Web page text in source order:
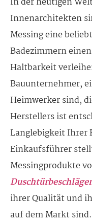
Innenarchitekten
Messing eine
Badezimmern
Haltbarkeit
Bauunternehmer,
Heimwerker sind,
Herstellers ist
Langlebigkeit Ihrer
Einkaufsführer
Messingprodukte
ihrer Qualität und
auf dem Markt sind.